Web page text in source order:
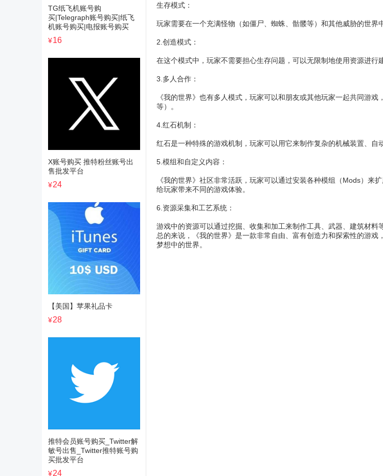
TG纸飞机账号购
买|Telegraph账号购买|纸飞
机账号购买|电报账号购买
¥16
X账号购买 推特粉丝账号出
售批发平台
¥24
【美国】苹果礼品卡
¥28
推特会员账号购买_Twitter解
敏号出售_Twitter推特账号购
买批发平台
¥24
生存模式：
玩家需要在一个充满怪物（如僵尸、蜘蛛、骷髅等）和其他威胁的世
2.创造模式：
在这个模式中，玩家不需要担心生存问题，可以无限制地使用资源进行
3.多人合作：
《我的世界》也有多人模式，玩家可以和朋友或其他玩家一起共同游
等）。
4.红石机制：
红石是一种特殊的游戏机制，玩家可以用它来制作复杂的机械装置、
5.模组和自定义内容：
《我的世界》社区非常活跃，玩家可以通过安装各种模组（Mods）来
给玩家带来不同的游戏体验。
6.资源采集和工艺系统：
游戏中的资源可以通过挖掘、收集和加工来制作工具、武器、建筑材
总的来说，《我的世界》是一款非常自由、富有创造力和探索性的游
梦想中的世界。